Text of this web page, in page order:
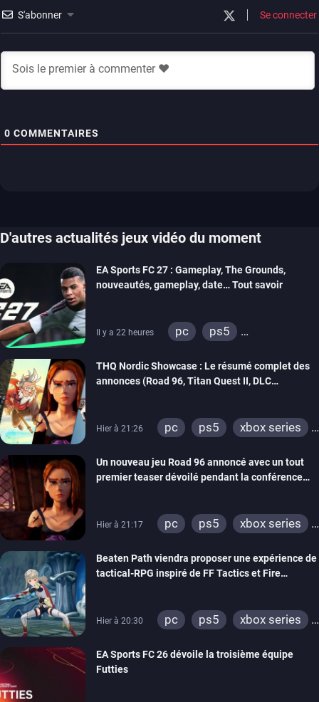
S'abonner Se connecter
0 COMMENTAIRES
D'autres actualités jeux vidéo du moment
EA Sports FC 27 : Gameplay, The Grounds,
nouveautés, gameplay, date… Tout savoir
Il y a 22 heures pc
ps5
THQ Nordic Showcase : Le résumé complet des
annonces (Road 96, Titan Quest II, DLC
Hier à 21:26 pc ps5
xbox series
xbox one
switch 2
Un nouveau jeu Road 96 annoncé avec un tout
premier teaser dévoilé pendant la conférence
Hier à 21:17 pc ps5
xbox series
xbox one
Beaten Path viendra proposer une expérience de
tactical-RPG inspiré de FF Tactics et Fire
Hier à 20:30 pc ps5
xbox series
EA Sports FC 26 dévoile la troisième équipe
Futties